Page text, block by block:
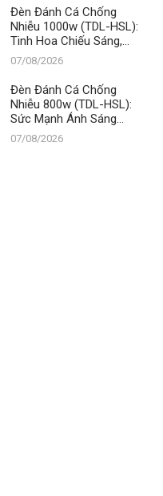
Đèn Đánh Cá Chống
Nhiễu 1000w (TDL-HSL):
Tinh Hoa Chiếu Sáng,
Khẳng Định Vị Thế Số 1
Thanh Đạt LED
07/08/2026
Đèn Đánh Cá Chống
Nhiễu 800w (TDL-HSL):
Sức Mạnh Ánh Sáng
Vượt Trội, Khẳng Định
Vị Thế Số 1 Thanh Đạt
07/08/2026